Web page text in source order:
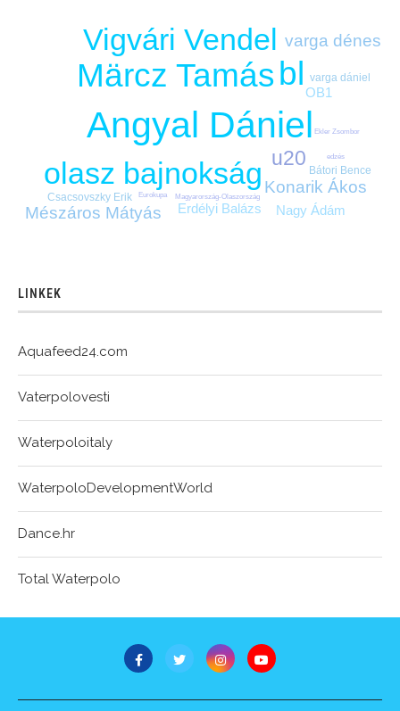
Angyal Dániel
bl
Märcz Tamás
olasz bajnokság
Vigvári Vendel
u20
Konarik Ákos
Mészáros Mátyás
varga dénes
Erdélyi Balázs Nagy Ádám
OB1
Bátori Bence
Csacsovszky Erik
varga dániel
edzés
Ekler Zsombor
Eurokupa Magyarország-Olaszország
LINKEK
Aquafeed24.com
Vaterpolovesti
Waterpoloitaly
WaterpoloDevelopmentWorld
Dance.hr
Total Waterpolo